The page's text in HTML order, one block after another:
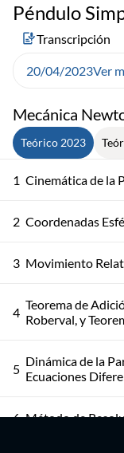
Mecánica
Teórico 2023
1 Cinemática de la
2 Coordenadas
3 Movimiento
4 Teorema de
Roberval, y
5 Dinámica de la
Ecuaciones
6 Método de
Péndulo
Transcripción
20/04/2023Ver